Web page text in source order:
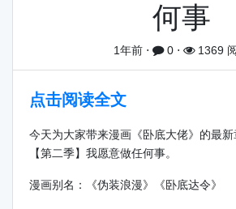
何事
1年前 ⋅ 0 ⋅ 1369
点击阅读全文
今天为大家带来漫画《卧底大佬》的最新
【第二季】我愿意做任何事。
漫画别名：《伪装浪漫》《卧底达令》